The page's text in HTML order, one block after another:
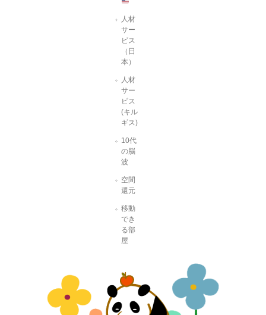
人材
サー
ビス
（日
本）
人材
サー
ビス
(キル
ギス)
10代
の脳
波
空間
還元
移動
でき
る部
屋